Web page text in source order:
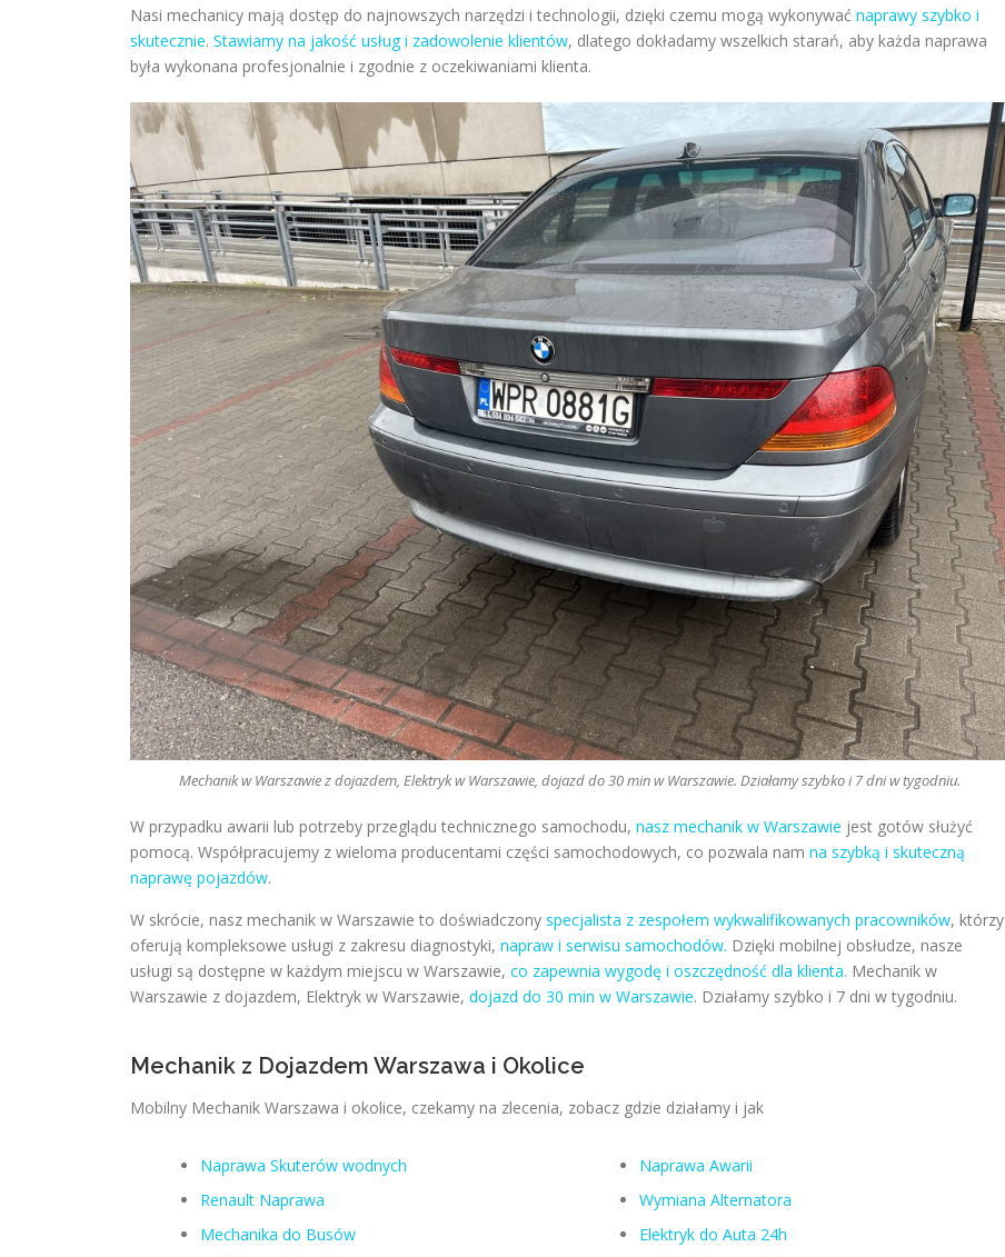
Nasi mechanicy mają dostęp do najnowszych narzędzi i technologii, dzięki czemu mogą wykonywać naprawy szybko i
skutecznie. Stawiamy na jakość usług i zadowolenie klientów, dlatego dokładamy wszelkich starań, aby każda naprawa
była wykonana profesjonalnie i zgodnie z oczekiwaniami klienta.
Mechanik w Warszawie z dojazdem, Elektryk w Warszawie, dojazd do 30 min w Warszawie. Działamy szybko i 7 dni w tygodniu.
W przypadku awarii lub potrzeby przeglądu technicznego samochodu, nasz mechanik w Warszawie jest gotów służyć
pomocą. Współpracujemy z wieloma producentami części samochodowych, co pozwala nam na szybką i skuteczną
naprawę pojazdów.
W skrócie, nasz mechanik w Warszawie to doświadczony specjalista z zespołem wykwalifikowanych pracowników, którzy
oferują kompleksowe usługi z zakresu diagnostyki, napraw i serwisu samochodów. Dzięki mobilnej obsłudze, nasze
usługi są dostępne w każdym miejscu w Warszawie, co zapewnia wygodę i oszczędność dla klienta. Mechanik w
Warszawie z dojazdem, Elektryk w Warszawie, dojazd do 30 min w Warszawie. Działamy szybko i 7 dni w tygodniu.
Mechanik z Dojazdem Warszawa i Okolice
Mobilny Mechanik Warszawa i okolice, czekamy na zlecenia, zobacz gdzie działamy i jak
Naprawa Skuterów wodnych
Renault Naprawa
Mechanika do Busów
Naprawa Awarii
Wymiana Alternatora
Elektryk do Auta 24h